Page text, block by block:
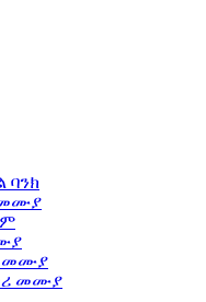
ባንክ
መሙያ
መሙያ
መሙያ